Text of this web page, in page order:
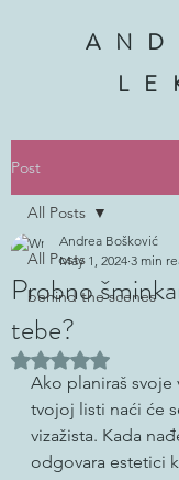
Post
All Posts
behind the scenes
All Posts
Probno
tebe?
Andrea Bošković
May 1, 2024 3 min
Rated NaN out of
Ako planiraš svoje
tvojoj listi naći će
vizažista. Kada
odgovara estetici